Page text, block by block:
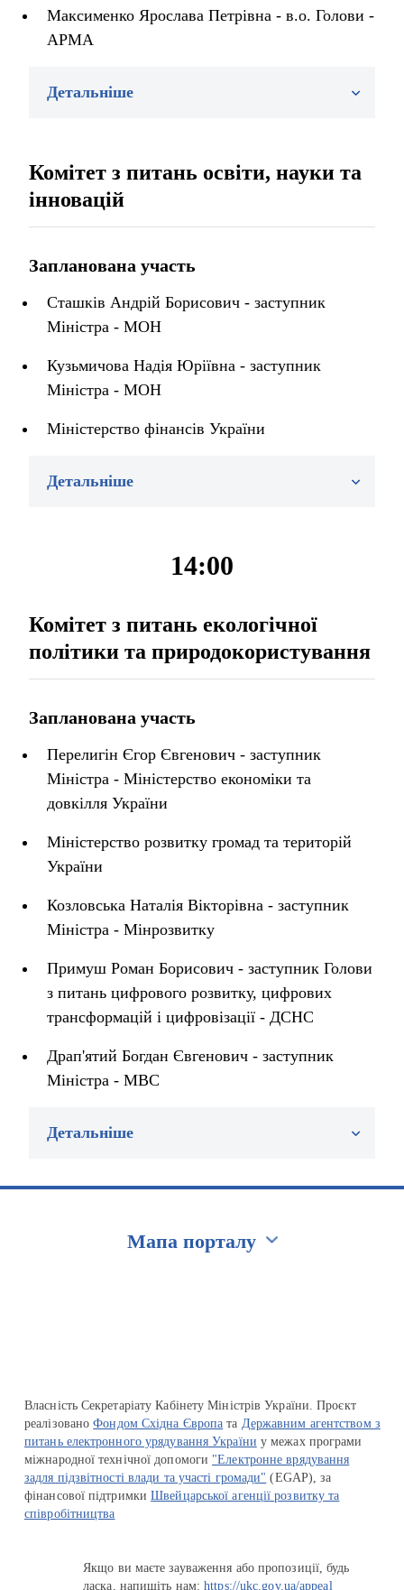
Максименко Ярослава Петрівна - в.о. Голови -
АРМА
Детальніше
Комітет з питань освіти, науки та
інновацій
Запланована участь
Сташків Андрій Борисович - заступник
Міністра - МОН
Кузьмичова Надія Юріївна - заступник
Міністра - МОН
Міністерство фінансів України
Детальніше
14:00
Комітет з питань екологічної
політики та природокористування
Запланована участь
Перелигін Єгор Євгенович - заступник
Міністра - Міністерство економіки та
довкілля України
Міністерство розвитку громад та територій
України
Козловська Наталія Вікторівна - заступник
Міністра - Мінрозвитку
Примуш Роман Борисович - заступник Голови
з питань цифрового розвитку, цифрових
трансформацій і цифровізації - ДСНС
Драп'ятий Богдан Євгенович - заступник
Міністра - МВС
Детальніше
Мапа порталу
Власність Секретаріату Кабінету Міністрів України. Проєкт
реалізованоФондом Східна Європа та Державним агентством з
питань електронного урядування України у межах програми
міжнародної технічної допомоги "Електронне врядування
задля підзвітності влади та участі громади" (EGAP), за
фінансової підтримкиШвейцарської агенції розвитку та
співробітництва
Якщо ви маєте зауваження або пропозиції, будь
ласка, напишіть нам:https://ukc.gov.ua/appeal